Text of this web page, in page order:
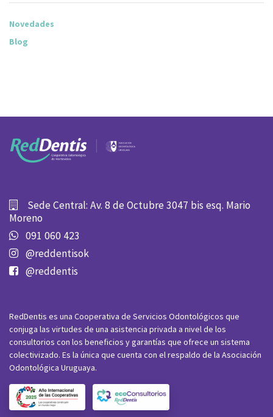
Novedades
Blog
Sede Central: Av. 8 de Octubre 3047 bis esq. Mario
Moreno
091 060 423
@reddentisok
@reddentis
RedDentis es una Cooperativa de Servicios Odontológicos que
conjuga las virtudes de una asistencia privada a nivel de los
consultorios con los beneficios y garantías que ofrece un sistema
colectivizado. Es la única que cuenta con el respaldo de la Asociación
Odontológica Uruguaya.